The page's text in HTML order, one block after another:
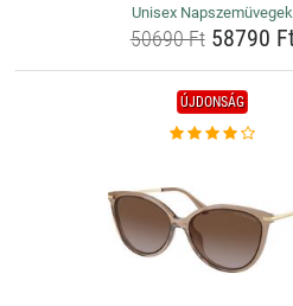
Unisex Napszemüvegek
50690 Ft58790
ÚJDONSÁG